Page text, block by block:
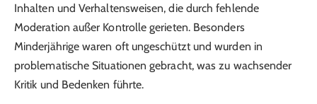
Inhalten und Verhaltensweisen, die durch fehlende
Moderation außer Kontrolle gerieten. Besonders
Minderjährige waren oft ungeschützt und wurden in
problematische Situationen gebracht, was zu wachsender
Kritik und Bedenken führte.